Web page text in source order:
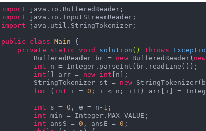
import
import
import java.util.StringTokenizer;
public class Main
{
private
static void solution () throws
        BufferedReader br =
new BufferedReader( new
int n = Integer.parseInt(br.readLine());
int [] arr = new int [n];
        StringTokenizer st =
new
for ( int i = 0 ; i < n; i++) arr[i] =
int s = 0 , e = n- 1 ;
int min = Integer.MAX_VALUE;
int ansS = 0 , ansE = 0 ;